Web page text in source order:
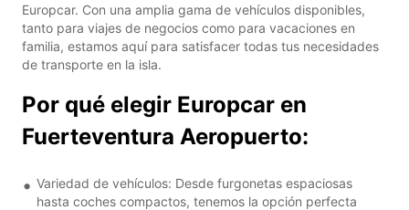
Europcar. Con una amplia gama de vehículos disponibles,
tanto para viajes de negocios como para vacaciones en
familia, estamos aquí para satisfacer todas tus necesidades
de transporte en la isla.
Por qué elegir Europcar en
Fuerteventura Aeropuerto:
Variedad de vehículos: Desde furgonetas espaciosas
hasta coches compactos, tenemos la opción perfecta